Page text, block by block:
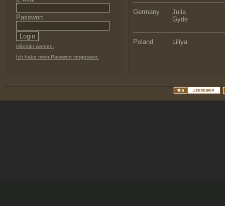
Passwort
Händler werden.
Ich habe mein Passwort vergessen.
Germany
Julia
Gyde
Poland Liliya